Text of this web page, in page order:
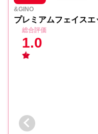
&GINO
プレミアムフェイス
総合評価
1.0